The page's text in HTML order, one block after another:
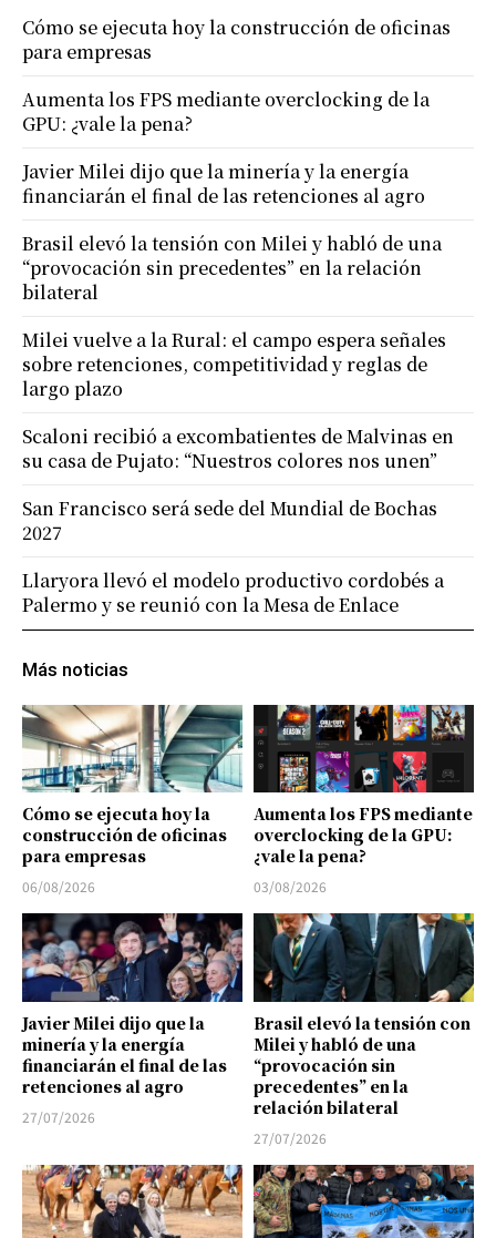
Más noticias
Cómo se ejecuta hoy la
construcción de oficinas
para empresas
06/08/2026
Aumenta los FPS mediante
overclocking de la GPU:
¿vale la pena?
03/08/2026
Javier Milei dijo que la
minería y la energía
financiarán el final de las
retenciones al agro
27/07/2026
Brasil elevó la tensión con
Milei y habló de una
“provocación sin
precedentes” en la
relación bilateral
27/07/2026
Cómo se ejecuta hoy la construcción de oficinas
para empresas
Aumenta los FPS mediante overclocking de la
GPU: ¿vale la pena?
Javier Milei dijo que la minería y la energía
financiarán el final de las retenciones al agro
Brasil elevó la tensión con Milei y habló de una
“provocación sin precedentes” en la relación
bilateral
Milei vuelve a la Rural: el campo espera señales
sobre retenciones, competitividad y reglas de
largo plazo
Scaloni recibió a excombatientes de Malvinas en
su casa de Pujato: “Nuestros colores nos unen”
San Francisco será sede del Mundial de Bochas
2027
Llaryora llevó el modelo productivo cordobés a
Palermo y se reunió con la Mesa de Enlace